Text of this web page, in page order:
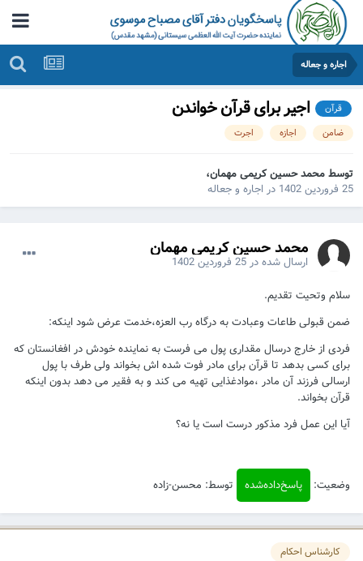
اجاره و جعاله
قرآن اجیر برای قرآن خواندن
ضامن اجازه اجرت
توسط محمد حسین کریمی مهمان،
25 فروردین 1402
در اجاره و جعاله
محمد حسین کریمی مهمان
ارسال شده در 25 فروردین 1402
سلام وتحیت تقدیم.
ضمن قبولی طاعات وعبادت به درگاه رب العزه،خدمت عرض شود اینکه:
فردی از خارج درسال مقداری پول می فرست به نماینده خودش در افغانستان که
برای کسی بدهد تا قرآن برای مادر فوت شده اش بخواند ولی طرف با پول
ارسالی فرزند آن مادر ،موادغذایی تهیه می کند و به فقیر می دهد بدون اینکه
قرآن بخواند.
آیا این عمل فرد مذکور درست است یا نه؟
وضعیت: پاسخ‌داده‌شده توسط: محسن-زاده
کارشناس احکام